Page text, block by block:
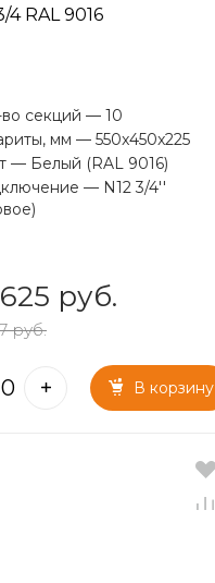
4 RAL 9016
секций — 10
мм — 550x450x225
— Белый (RAL 9016)
— N12 3/4''
руб.
руб.
В корзину